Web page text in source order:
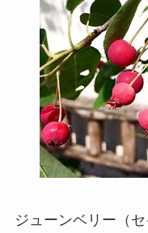
ジューンベリー（